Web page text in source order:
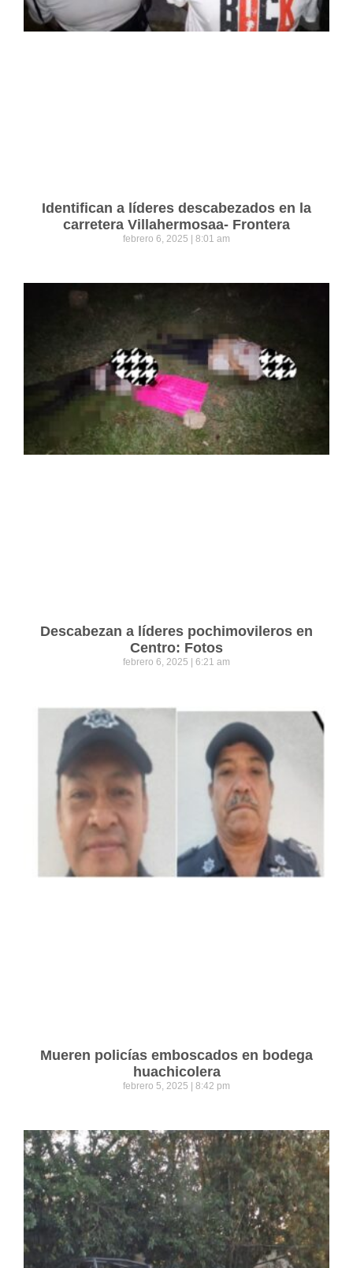
Identifican a líderes descabezados en la
carretera Villahermosaa- Frontera
febrero 6, 2025 8:01 am
Descabezan a líderes pochimovileros en
Centro: Fotos
febrero 6, 2025 6:21 am
Mueren policías emboscados en bodega
huachicolera
febrero 5, 2025 8:42 pm